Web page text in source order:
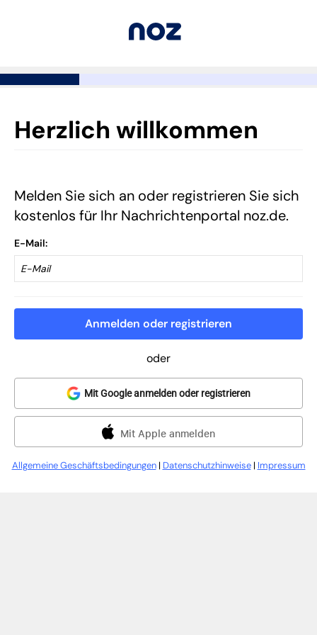
Herzlich willkommen
Melden Sie sich an oder registrieren Sie sich
kostenlos für Ihr Nachrichtenportal noz.de.
E-Mail
Anmelden oder registrieren
oder
Mit Google anmelden oder registrieren
Mit Apple anmelden
Allgemeine Geschäftsbedingungen| Datenschutzhinweise| Impressum